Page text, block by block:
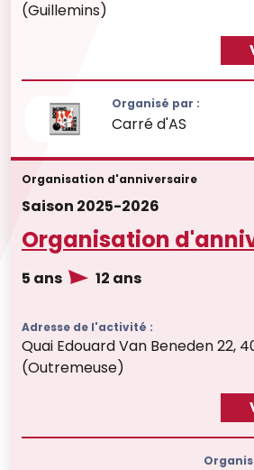
Organisé par :
Carré d'AS
(Guillemins)
Organisation d'anniversaire
Saison 2025-2026
Organisation
5 ans 12 ans
Adresse de l'activité :
Quai Edouard Van Beneden 22,
(Outremeuse)